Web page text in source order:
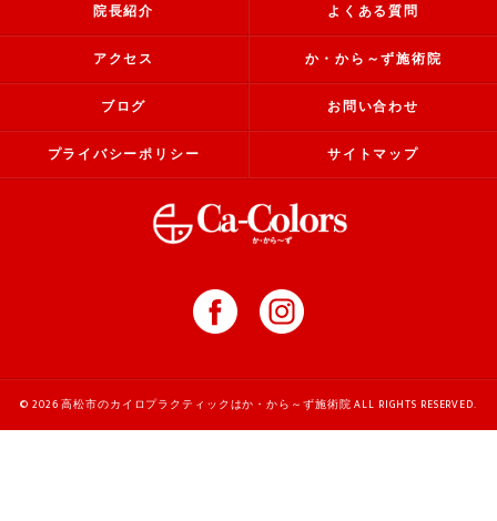
院長紹介 よくある質問
アクセス か・から～ず施術院
ブログ お問い合わせ
プライバシーポリシー サイトマップ
© 2026 高松市のカイロプラクティックはか・から～ず施術院 ALL RIGHTS RESERVED.